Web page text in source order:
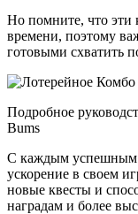
Но помните, что эти
времени, поэтому
готовыми схватить
Подробное
Bums
С каждым успешным
ускорение в своем
новые квесты и
наградам и более